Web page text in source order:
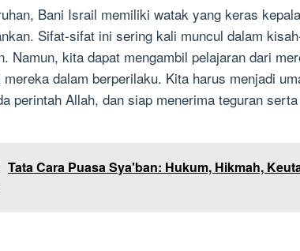
Bani Israil memiliki watak yang keras
Sifat-sifat ini sering kali muncul dalam
Namun, kita dapat mengambil pelajaran dari
dalam berperilaku. Kita harus menjadi
perintah Allah, dan siap menerima teguran
Tata Cara Puasa Sya'ban: Hukum, Hikmah,